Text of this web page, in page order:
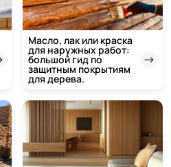
Масло, лак или краска
для наружных работ:
большой гид по
защитным покрытиям
для дерева.